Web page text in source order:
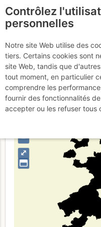
Type de région limite
⤢
–
Contrôlez
personnelles
Notre site Web utilise des
tiers. Certains cookies sont
site Web, tandis que
tout moment, en particulier
comprendre les
fournir des fonctionnalités
accepter ou les refuser tous